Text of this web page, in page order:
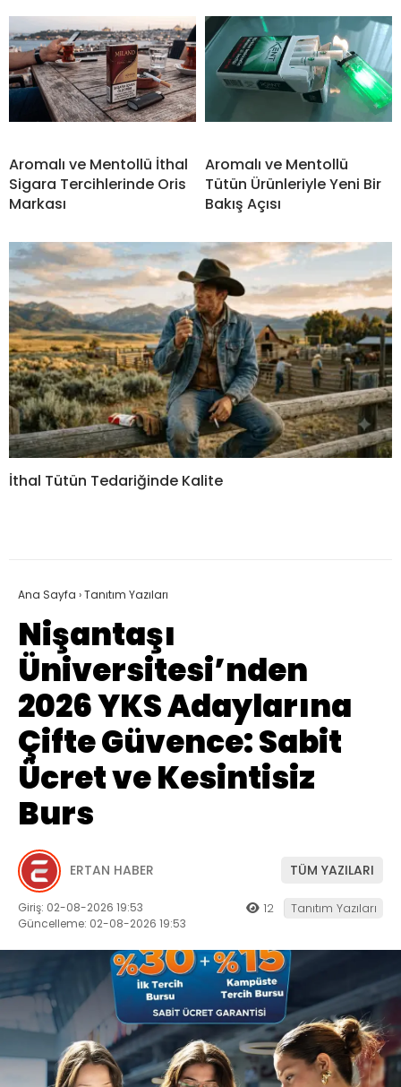
Aromalı ve Mentollü İthal
Sigara Tercihlerinde Oris
Markası
Aromalı ve Mentollü
Tütün Ürünleriyle Yeni Bir
Bakış Açısı
İthal Tütün Tedariğinde Kalite
Ana Sayfa ›Tanıtım Yazıları
Nişantaşı
Üniversitesi’nden
2026 YKS Adaylarına
Çifte Güvence: Sabit
Ücret ve Kesintisiz
Burs
ERTAN HABER TÜM YAZILARI
Giriş: 02-08-2026 19:53
Güncelleme: 02-08-2026 19:53
12 Tanıtım Yazıları